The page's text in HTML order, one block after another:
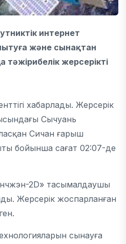
интернет
және сынақтан
тәжірибелік жерсерікті
хабарлады. Жерсерік
Сычуань
Сичан ғарыш
бойынша сағат 02:07-де
2D» тасымалдаушы
Жерсерік жоспарланған
сынауға